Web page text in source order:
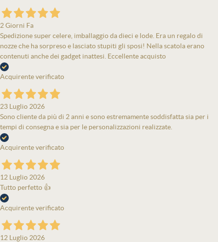
2 Giorni Fa
Spedizione super celere, imballaggio da dieci e lode. Era un regalo di
nozze che ha sorpreso e lasciato stupiti gli sposi! Nella scatola erano
contenuti anche dei gadget inattesi. Eccellente acquisto
Acquirente verificato
23 Luglio 2026
Sono cliente da più di 2 anni e sono estremamente soddisfatta sia per i
tempi di consegna e sia per le personalizzazioni realizzate.
Acquirente verificato
12 Luglio 2026
Tutto perfetto 👍
Acquirente verificato
12 Luglio 2026